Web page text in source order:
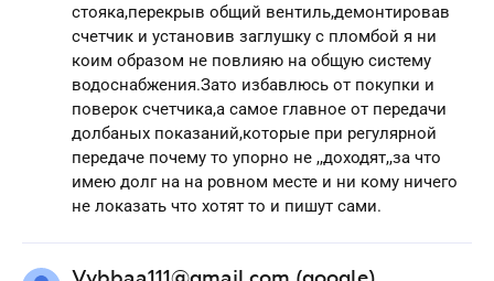
стояка,перекрыв общий вентиль,демонтировав
счетчик и установив заглушку с пломбой я ни
коим образом не повлияю на общую систему
водоснабжения.Зато избавлюсь от покупки и
поверок счетчика,а самое главное от передачи
долбаных показаний,которые при регулярной
передаче почему то упорно не ,,доходят,,за что
имею долг на на ровном месте и ни кому ничего
не локазать что хотят то и пишут сами.